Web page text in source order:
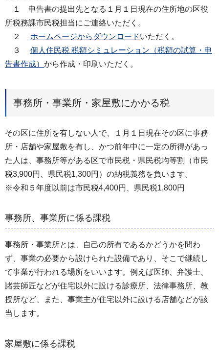
１ 申告書の提出先となる１月１日現在の住所地の区役
所税務課市民税担当にご連絡いただく。
２ ホームページからダウンロードいただく。
３ 個人住民税 税額シミュレーション（税額の試算・申
告書作成） から作成・印刷いただく。
事務所・事業所・家屋敷にかかる税
その区に住所を有しない人で、１月１日現在その区に事務
所・店舗や家屋敷を有し、かつ前年中に一定の所得があっ
た人は、事務所等がある区で市民税・県民税均等割（市民
税3,900円、県民税1,300円）の納税義務を負います。
※令和５年度以前は市民税4,400円、県民税1,800円
事務所、事業所に係る課税
事務所・事業所とは、自己の所有であるかどうかを問わ
ず、事業の必要から設けられた設備であり、そこで継続し
て事業が行われる場所をいいます。例えば医師、弁護士、
諸芸師匠などが住宅以外に設ける診療所、法律事務所、教
授所など、また、事業主が住宅以外に設ける店舗などが該
当します。
家屋敷に係る課税